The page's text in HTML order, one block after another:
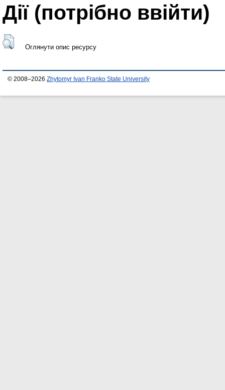
Дії ​​(потрібно ввійти)
Оглянути опис ресурсу
© 2008–2026 Zhytomyr Ivan Franko State University